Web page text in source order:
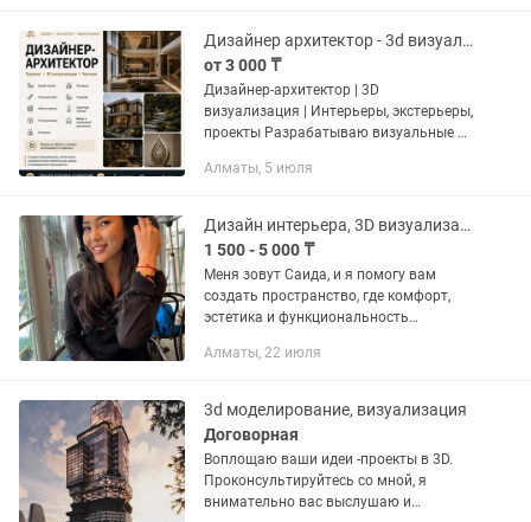
Если вы еще...
Дизайнер архитектор - 3d визуализация
от 3 000 ₸
Дизайнер-архитектор | 3D
визуализация | Интерьеры, экстерьеры,
проекты Разрабатываю визуальные и
домов, коммерческих помещений,
Алматы, 5 июля
Дизайн интерьера, 3D визуализация , рабочие чертежи
1 500 - 5 000 ₸
Меня зовут Саида, и я помогу вам
создать пространство, где комфорт,
эстетика и функциональность
проект: • Исходный план помещения (
Алматы, 22 июля
3d моделирование, визуализация
Договорная
Воплощаю ваши идеи -проекты в 3D.
Проконсультируйтесь со мной, я
внимательно вас выслушаю и